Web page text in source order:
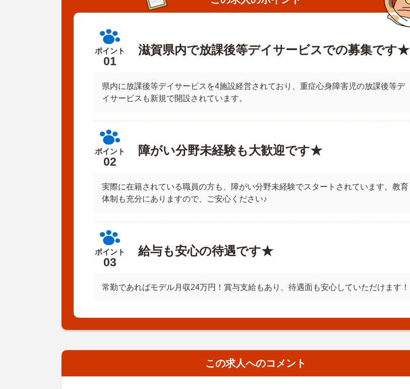
ポイント
01
滋賀県内で放課後等デイサービスでの募集です★
県内に放課後等デイサービスを4施設経営されており、重症心身障害児の放課後等デ
イサービスも新規で開設されています。
ポイント
02
障がい分野未経験も大歓迎です★
実際に在籍されている職員の方も、障がい分野未経験でスタートされています。教育
体制も充分にありますので、ご安心ください♪
ポイント
03
給与も安心の待遇です★
常勤であればモデル月収24万円！賞与支給もあり、待遇面も安心していただけます！
この求人へのコメント